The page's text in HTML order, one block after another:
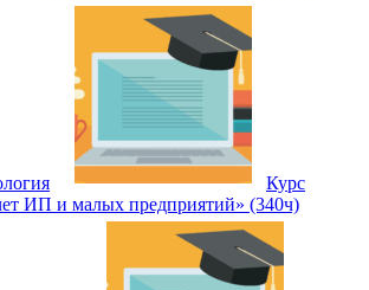
Курс
ИП и малых предприятий» (340ч)